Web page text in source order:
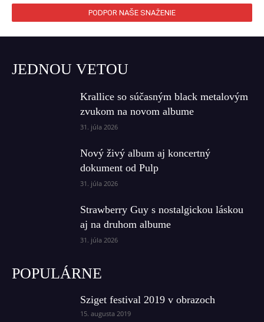
PODPOR NAŠE SNAŽENIE
JEDNOU VETOU
Krallice so súčasným black metalovým
zvukom na novom albume
31. júla 2026
Nový živý album aj koncertný
dokument od Pulp
31. júla 2026
Strawberry Guy s nostalgickou láskou
aj na druhom albume
31. júla 2026
POPULÁRNE
Sziget festival 2019 v obrazoch
15. augusta 2019